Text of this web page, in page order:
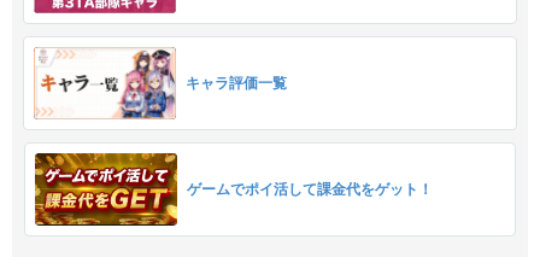
キャラ評価一覧
ゲームでポイ活して課金代をゲット！